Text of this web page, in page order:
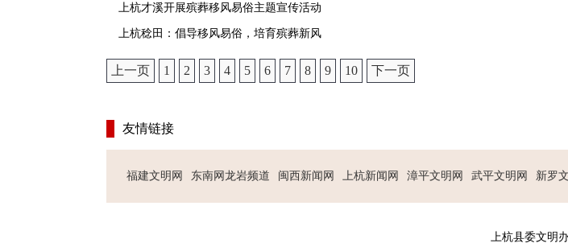
上杭才溪开展殡葬移风易俗主题宣传活动
上杭稔田：倡导移风易俗，培育殡葬新风
上一页 1 2 3 4 5 6 7 8 9 10 下一页
友情链接
福建文明网 东南网龙岩频道 闽西新闻网 上杭新闻网 漳平文明网 武平文明网 新罗
上杭县委文明